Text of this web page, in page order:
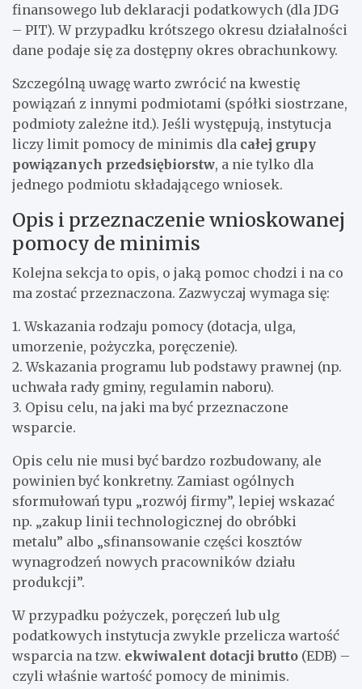
finansowego lub deklaracji podatkowych (dla JDG
– PIT). W przypadku krótszego okresu działalności
dane podaje się za dostępny okres obrachunkowy.
Szczególną uwagę warto zwrócić na kwestię
powiązań z innymi podmiotami (spółki siostrzane,
podmioty zależne itd.). Jeśli występują, instytucja
liczy limit pomocy de minimis dla całej grupy
powiązanych przedsiębiorstw, a nie tylko dla
jednego podmiotu składającego wniosek.
Opis i przeznaczenie wnioskowanej
pomocy de minimis
Kolejna sekcja to opis, o jaką pomoc chodzi i na co
ma zostać przeznaczona. Zazwyczaj wymaga się:
1. Wskazania rodzaju pomocy (dotacja, ulga,
umorzenie, pożyczka, poręczenie).
2. Wskazania programu lub podstawy prawnej (np.
uchwała rady gminy, regulamin naboru).
3. Opisu celu, na jaki ma być przeznaczone
wsparcie.
Opis celu nie musi być bardzo rozbudowany, ale
powinien być konkretny. Zamiast ogólnych
sformułowań typu „rozwój firmy”, lepiej wskazać
np. „zakup linii technologicznej do obróbki
metalu” albo „sfinansowanie części kosztów
wynagrodzeń nowych pracowników działu
produkcji”.
W przypadku pożyczek, poręczeń lub ulg
podatkowych instytucja zwykle przelicza wartość
wsparcia na tzw. ekwiwalent dotacji brutto (EDB) –
czyli właśnie wartość pomocy de minimis.